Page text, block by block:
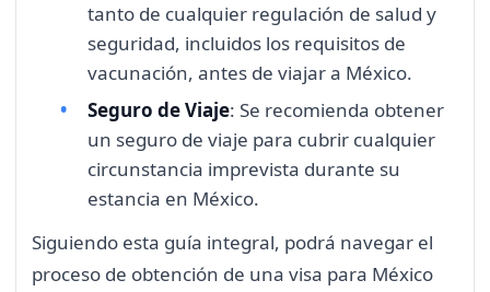
tanto de cualquier regulación de salud y
seguridad, incluidos los requisitos de
vacunación, antes de viajar a México.
Seguro de Viaje: Se recomienda obtener
un seguro de viaje para cubrir cualquier
circunstancia imprevista durante su
estancia en México.
Siguiendo esta guía integral, podrá navegar el
proceso de obtención de una visa para México